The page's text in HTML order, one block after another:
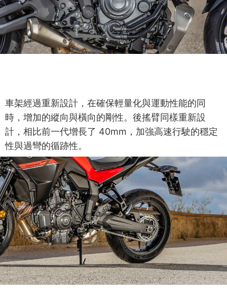
車架經過重新設計，在確保輕量化與運動性能的同
時，增加的縱向與橫向的剛性。後搖臂同樣重新設
計，相比前一代增長了 40mm，加強高速行駛的穩定
性與過彎的循跡性。